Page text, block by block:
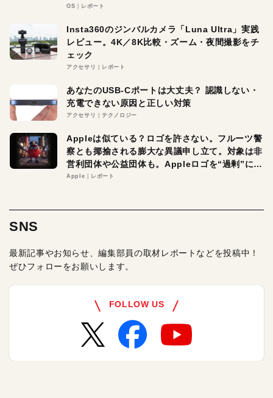
OS レポート
Insta360のジンバルカメラ「Luna Ultra」実践
レビュー。4K／8K比較・ズーム・夜間撮影をチ
ェック
アクセサリ レポート
あなたのUSB-Cポートは大丈夫？ 認識しない・
充電できない原因と正しい対策
アクセサリ テクノロジー
Appleは似ている？ロゴを許さない。フルーツ警
察とも揶揄される膨大な異議申し立て。対象は非
営利団体や公益団体も。Appleロゴを“過剰”に守
る理由とは
Apple レポート
SNS
最新記事やお知らせ、編集部員の取材レポートなどを投稿中！
ぜひフォローをお願いします。
FOLLOW US